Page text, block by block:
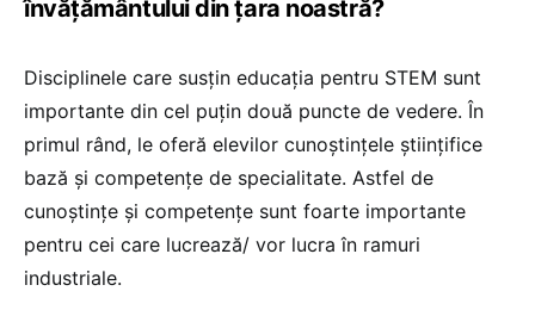
învățământului din țara noastră?
Disciplinele care susțin educația pentru STEM sunt
importante din cel puțin două puncte de vedere. În
primul rând, le oferă elevilor cunoștințele științifice
bază şi competenţe de specialitate. Astfel de
cunoștințe şi competenţe sunt foarte importante
pentru cei care lucrează/ vor lucra în ramuri
industriale.